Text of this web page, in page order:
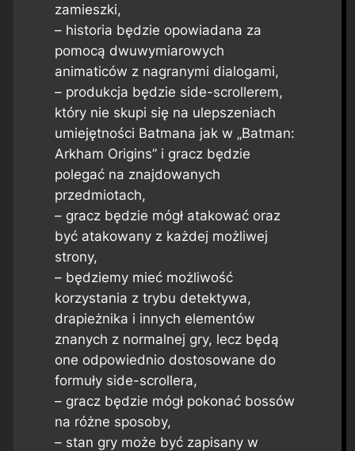
zamieszki,
– historia będzie opowiadana za
pomocą dwuwymiarowych
animaticów z nagranymi dialogami,
– produkcja będzie side-scrollerem,
który nie skupi się na ulepszeniach
umiejętności Batmana jak w „Batman:
Arkham Origins” i gracz będzie
polegać na znajdowanych
przedmiotach,
– gracz będzie mógł atakować oraz
być atakowany z każdej możliwej
strony,
– będziemy mieć możliwość
korzystania z trybu detektywa,
drapieżnika i innych elementów
znanych z normalnej gry, lecz będą
one odpowiednio dostosowane do
formuły side-scrollera,
– gracz będzie mógł pokonać bossów
na różne sposoby,
– stan gry może być zapisany w